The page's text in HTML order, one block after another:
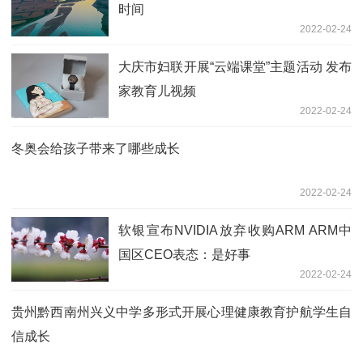
时间
2022-02-24
大庆市妇联开展“云端课堂”主题活动 发布
家教育儿视频
2022-02-24
冬奥会给孩子带来了哪些成长
2022-02-24
软银宣布NVIDIA放弃收购ARM ARM中
国区CEO表态：是好事
2022-02-24
贵州黔西南州兴义中学多形式开展心理健康教育护航学生自
信成长